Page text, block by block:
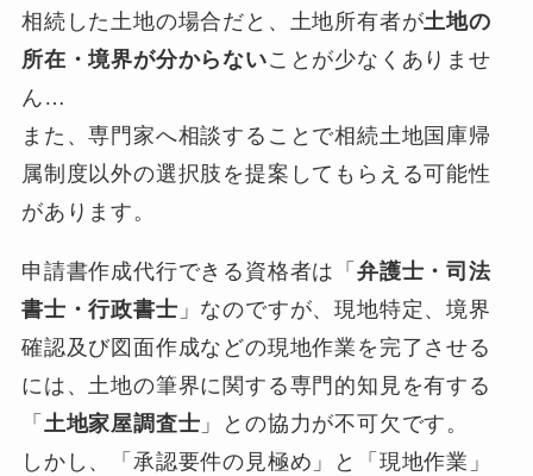
相続した土地の場合だと、土地所有者が土地の
所在・境界が分からないことが少なくありませ
ん…
また、専門家へ相談することで相続土地国庫帰
属制度以外の選択肢を提案してもらえる可能性
があります。
申請書作成代行できる資格者は「弁護士・司法
書士・行政書士 」なのですが、現地特定、境界
確認及び図面作成などの現地作業を完了させる
には、土地の筆界に関する専門的知見を有する
「 土地家屋調査士 」との協力が不可欠です。
しかし、「承認要件の見極め」と「現地作業」